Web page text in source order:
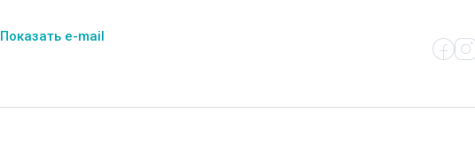
Показать e-mail